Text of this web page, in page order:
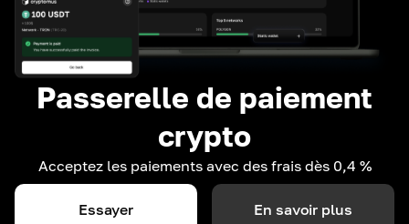
Passerelle de paiement
crypto
Acceptez les paiements avec des frais dès 0,4 %
Essayer En savoir plus